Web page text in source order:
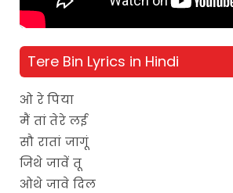
Tere Bin Lyrics in Hindi
ओ रे पिया
मैं तां तेरे लई
सौ रातां जागूं
जिथे जावें तू
ओथे जावे दिल